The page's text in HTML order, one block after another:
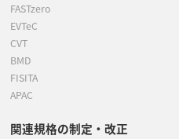
FASTzero
EVTeC
CVT
BMD
FISITA
APAC
関連規格の制定・改正